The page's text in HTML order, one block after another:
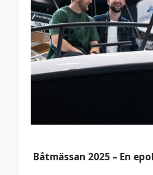
Båtmässan 2025 – En